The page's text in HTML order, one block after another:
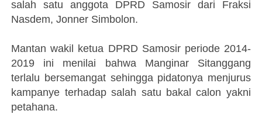
salah satu anggota DPRD Samosir dari Fraksi
Nasdem, Jonner Simbolon.
Mantan wakil ketua DPRD Samosir periode 2014-
2019 ini menilai bahwa Manginar Sitanggang
terlalu bersemangat sehingga pidatonya menjurus
kampanye terhadap salah satu bakal calon yakni
petahana.